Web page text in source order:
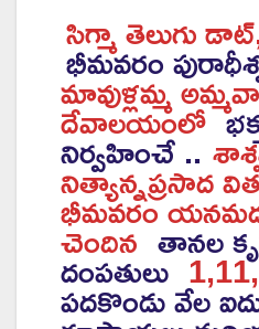
సిగ్మా తెలుగు
భీమవరం
మావుళ్లమ్మ
దేవాలయంలో
నిర్వహించే ..
నిత్యాన్నప్రసాద
భీమవరం
చెందినతానల
దంపతులు
పదకొండు వేల